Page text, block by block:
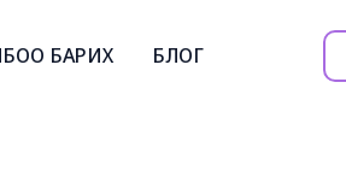
БАРИХ БЛОГ